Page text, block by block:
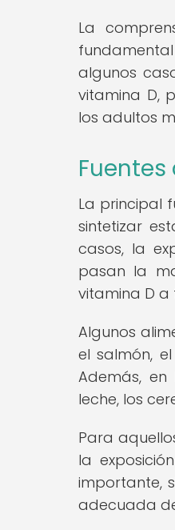
La
algunos
vitamina D,
los adultos
La principal
sintetizar
casos, la
pasan la
vitamina D a
Algunos
el salmón,
Además,
leche, los
Para
la
importante,
adecuada